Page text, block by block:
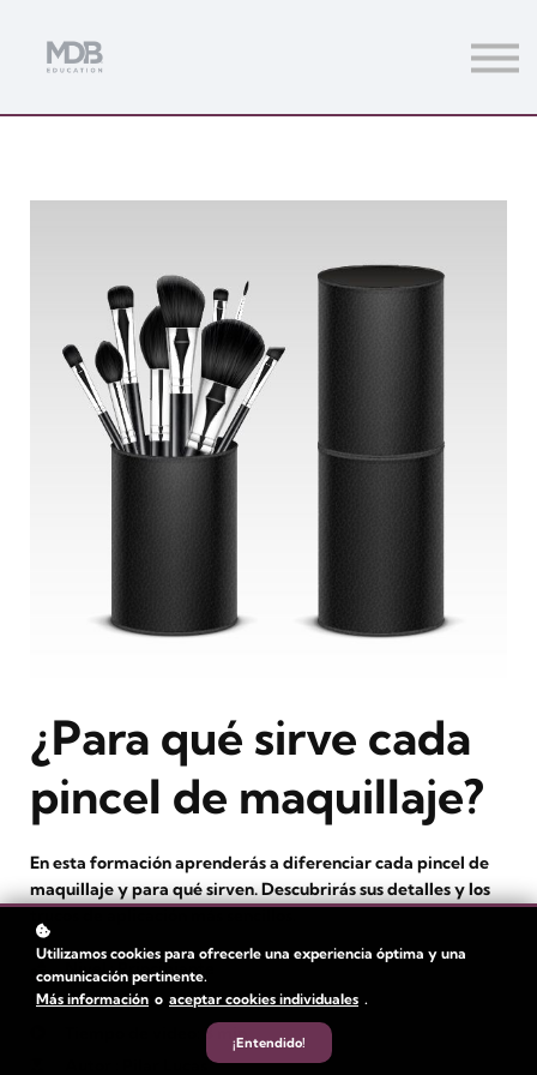
Únete a MDb Pro
¿Para qué sirve cada
pincel de maquillaje?
En esta formación aprenderás a diferenciar cada pincel de
maquillaje y para qué sirven. Descubrirás sus detalles y los
Nivel
: Principiante
Duración:1 hora
Tiempo de video: 8 min
Utilizamos cookies para ofrecerle una experiencia óptima y una
comunicación pertinente.
Más información o aceptar cookies individuales .
¡Entendido!